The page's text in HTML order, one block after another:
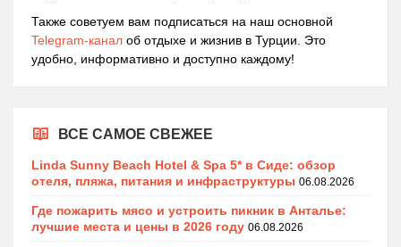
Также советуем вам подписаться на наш основной
Telegram-канал об отдыхе и жизнив в Турции. Это
удобно, информативно и доступно каждому!
ВСЕ САМОЕ СВЕЖЕЕ
Linda Sunny Beach Hotel & Spa 5* в Сиде: обзор
отеля, пляжа, питания и инфраструктуры 06.08.2026
Где пожарить мясо и устроить пикник в Анталье:
лучшие места и цены в 2026 году 06.08.2026